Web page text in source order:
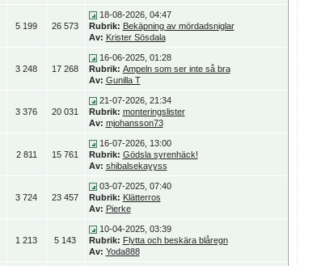
5 199 26 573
18-08-2026, 04:47
Rubrik: Bekäpning av mördadsniglar
Av: Krister Sösdala
3 248 17 268
16-06-2025, 01:28
Rubrik: Ampeln som ser inte så bra
Av: Gunilla T
3 376 20 031
21-07-2026, 21:34
Rubrik: monteringslister
Av: mjohansson73
2 811 15 761
16-07-2026, 13:00
Rubrik: Gödsla syrenhäck!
Av: shibalsekayyss
3 724 23 457
03-07-2025, 07:40
Rubrik: Klätterros
Av: Pierke
1 213 5 143
10-04-2025, 03:39
Rubrik: Flytta och beskära blåregn
Av: Yoda888